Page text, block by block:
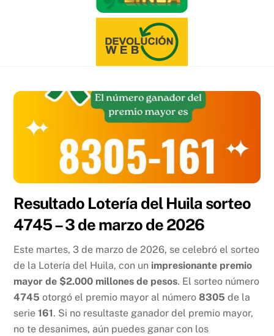
Resultado Lotería del Huila sorteo
4745 – 3 de marzo de 2026
Este martes, 3 de marzo de 2026, se celebró el sorteo
de la Lotería del Huila, con un impresionante premio
mayor de $2.000 millones de pesos. El sorteo número
4745 otorgó el premio mayor al número8305 de la
serie161. Si no resultaste ganador del premio mayor,
no te desanimes, aún puedes ganar con los